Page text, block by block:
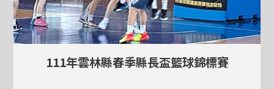
111年雲林縣春季縣長盃籃球錦標賽